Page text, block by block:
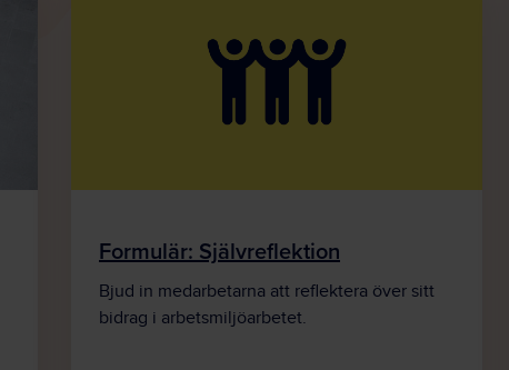
Formulär: Självreflektion
Bjud in medarbetarna att reflektera över sitt
bidrag i arbetsmiljöarbetet.